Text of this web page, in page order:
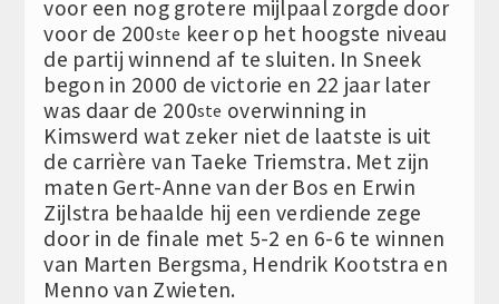
voor een nog grotere mijlpaal zorgde door
voor de 200ste keer op het hoogste niveau
de partij winnend af te sluiten. In Sneek
begon in 2000 de victorie en 22 jaar later
was daar de 200ste overwinning in
Kimswerd wat zeker niet de laatste is uit
de carrière van Taeke Triemstra. Met zijn
maten Gert-Anne van der Bos en Erwin
Zijlstra behaalde hij een verdiende zege
door in de finale met 5-2 en 6-6 te winnen
van Marten Bergsma, Hendrik Kootstra en
Menno van Zwieten.